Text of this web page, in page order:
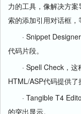
力的工具，像解决方
索的添加引用对话框，
· Snippet Designer
代码片段。
· Spell Check，这
HTML/ASP代码提供了
· Tangible T4
的突出显示。